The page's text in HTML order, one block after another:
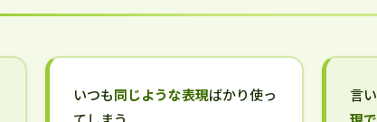
いつも同じような表現ばかり使っ
言